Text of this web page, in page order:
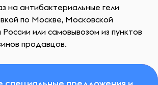
на антибактериальные гели
по Москве, Московской
или самовывозом из пунктов
продавцов.